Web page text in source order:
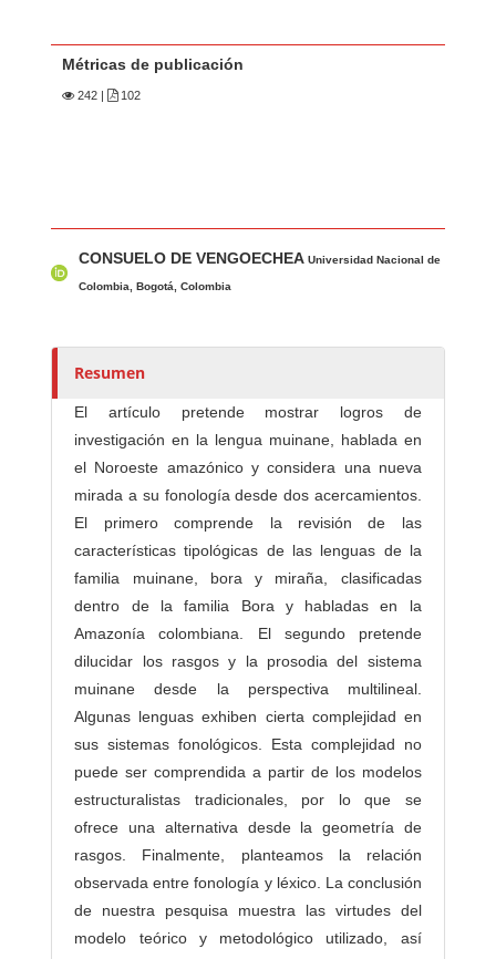
Métricas de publicación
242 102
u
r
s
CONSUELO DE VENGOECHEAUniversidad Nacional de
Colombia, Bogotá, Colombia
Resumen
El artículo pretende mostrar logros de
investigación en la lengua muinane, hablada en
el Noroeste amazónico y considera una nueva
mirada a su fonología desde dos acercamientos.
El primero comprende la revisión de las
características tipológicas de las lenguas de la
familia muinane, bora y miraña, clasificadas
dentro de la familia Bora y habladas en la
Amazonía colombiana. El segundo pretende
dilucidar los rasgos y la prosodia del sistema
muinane desde la perspectiva multilineal.
Algunas lenguas exhiben cierta complejidad en
sus sistemas fonológicos. Esta complejidad no
puede ser comprendida a partir de los modelos
estructuralistas tradicionales, por lo que se
ofrece una alternativa desde la geometría de
rasgos. Finalmente, planteamos la relación
observada entre fonología y léxico. La conclusión
de nuestra pesquisa muestra las virtudes del
modelo teórico y metodológico utilizado, así